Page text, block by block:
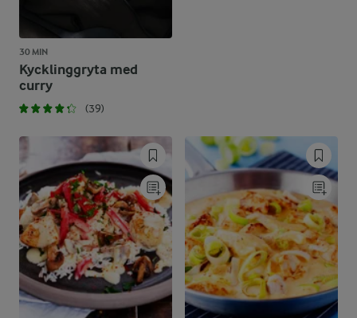
30 MIN
Kycklinggryta med
curry
(39)